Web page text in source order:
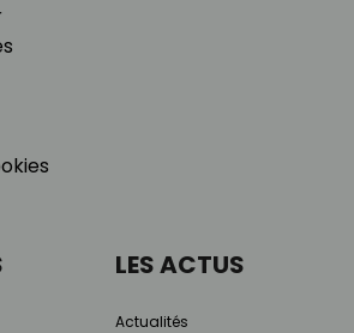
LES ACTUS
Actualités